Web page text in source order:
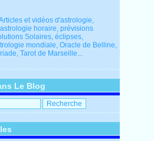
et vidéos d'astrologie,
horaire, prévisions
Solaires, éclipses,
mondiale, Oracle de Belline,
Tarot de Marseille...
Le Blog